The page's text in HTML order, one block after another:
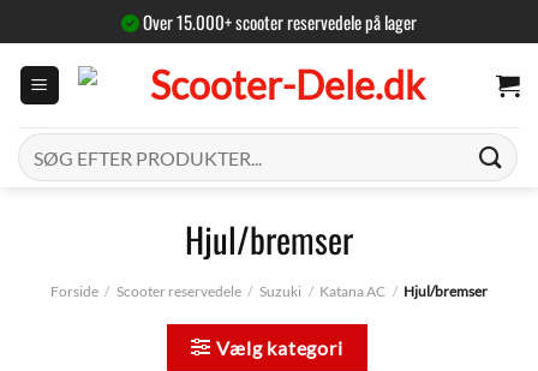
til
indhold
Over 15.000+ scooter reservedele på lager
Søg
efter:
Hjul/bremser
Forside / Scooter reservedele / Suzuki / Katana AC / Hjul/bremser
Vælg kategori